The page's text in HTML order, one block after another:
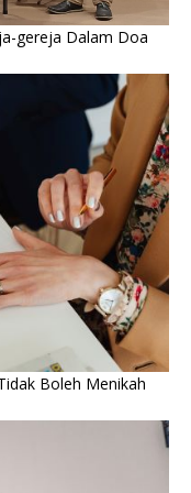
gereja Dalam Doa
Boleh Menikah